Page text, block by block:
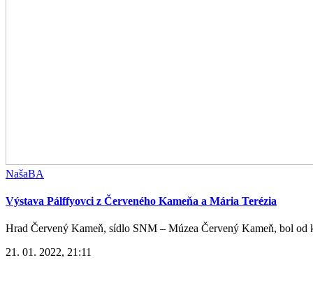
NašaBA
Výstava Pálffyovci z Červeného Kameňa a Mária Terézia
Hrad Červený Kameň, sídlo SNM – Múzea Červený Kameň, bol od
21. 01. 2022, 21:11